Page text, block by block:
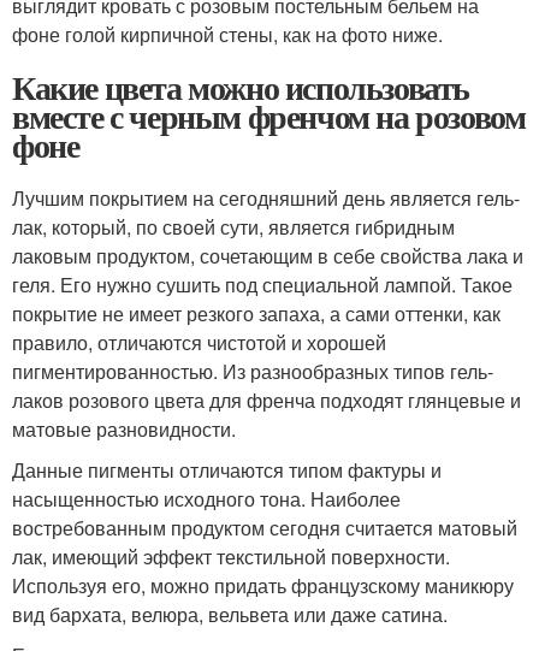
выглядит кровать с розовым постельным бельем на
фоне голой кирпичной стены, как на фото ниже.
Какие цвета можно использовать
вместе с черным френчом на розовом
фоне
Лучшим покрытием на сегодняшний день является гель-
лак, который, по своей сути, является гибридным
лаковым продуктом, сочетающим в себе свойства лака и
геля. Его нужно сушить под специальной лампой. Такое
покрытие не имеет резкого запаха, а сами оттенки, как
правило, отличаются чистотой и хорошей
пигментированностью. Из разнообразных типов гель-
лаков розового цвета для френча подходят глянцевые и
матовые разновидности.
Данные пигменты отличаются типом фактуры и
насыщенностью исходного тона. Наиболее
востребованным продуктом сегодня считается матовый
лак, имеющий эффект текстильной поверхности.
Используя его, можно придать французскому маникюру
вид бархата, велюра, вельвета или даже сатина.